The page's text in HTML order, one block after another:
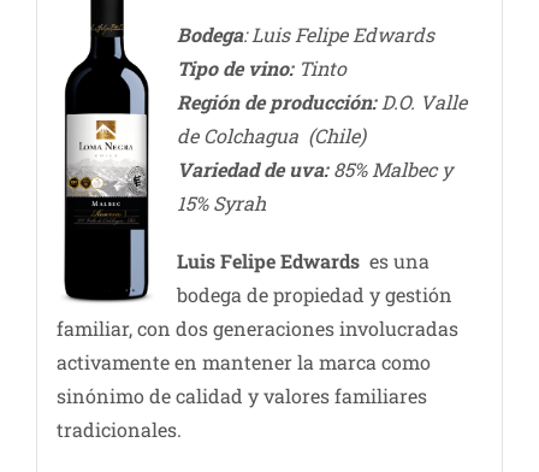
Bodega: Luis Felipe Edwards
Tipo de vino:Tinto
Región de producción:D.O. Valle
de Colchagua (Chile)
Variedad de uva:85% Malbec y
15% Syrah
Luis Felipe Edwards es una
bodega de propiedad y gestión
familiar, con dos generaciones involucradas
activamente en mantener la marca como
sinónimo de calidad y valores familiares
tradicionales.